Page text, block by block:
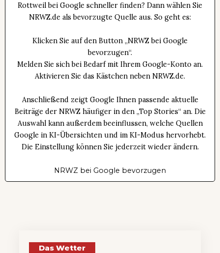
Rottweil bei Google schneller finden? Dann wählen Sie
NRWZ.de als bevorzugte Quelle aus. So geht es:
Klicken Sie auf den Button „NRWZ bei Google
bevorzugen“.
Melden Sie sich bei Bedarf mit Ihrem Google-Konto an.
Aktivieren Sie das Kästchen neben NRWZ.de.
Anschließend zeigt Google Ihnen passende aktuelle
Beiträge der NRWZ häufiger in den „Top Stories“ an. Die
Auswahl kann außerdem beeinflussen, welche Quellen
Google in KI-Übersichten und im KI-Modus hervorhebt.
Die Einstellung können Sie jederzeit wieder ändern.
NRWZ bei Google bevorzugen
Das Wetter